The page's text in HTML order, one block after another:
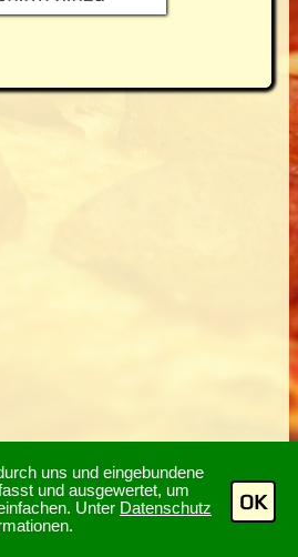
uns und eingebundene
und ausgewertet, um
Unter Datenschutz
OK